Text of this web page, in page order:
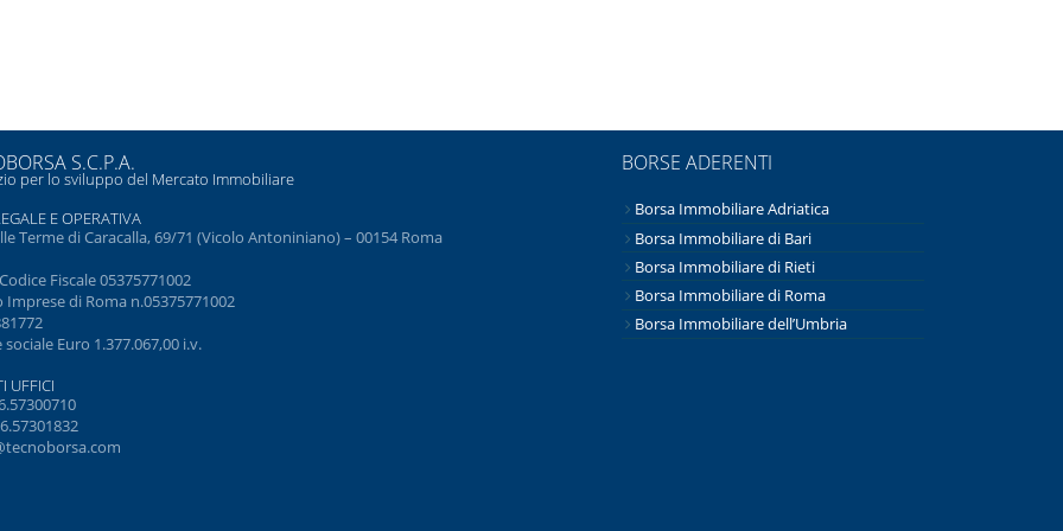
S.C.P.A.
per lo sviluppo del Mercato Immobiliare
E OPERATIVA
Terme di Caracalla, 69/71 (Vicolo Antoniniano) – 00154 Roma
Fiscale 05375771002
Imprese di Roma n.05375771002
Euro 1.377.067,00 i.v.
UFFICI
BORSE ADERENTI
Borsa Immobiliare Adriatica
Borsa Immobiliare di Bari
Borsa Immobiliare di Rieti
Borsa Immobiliare di Roma
Borsa Immobiliare dell’Umbria